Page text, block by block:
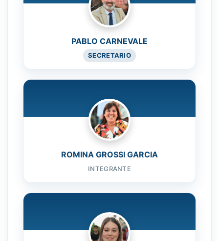
PABLO CARNEVALE
SECRETARIO
ROMINA GROSSI GARCIA
INTEGRANTE